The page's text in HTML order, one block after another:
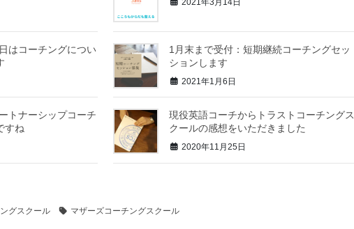
2021年3月14日
はコーチングについ
1月末まで受付：短期継続コーチングセッ
ションします
2021年1月6日
トナーシップコーチ
すね
現役英語コーチからトラストコーチングス
クールの感想をいただきました
2020年11月25日
グスクール マザーズコーチングスクール